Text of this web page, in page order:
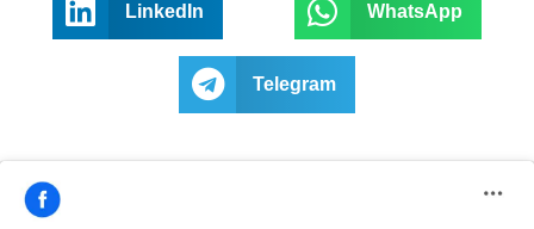
LinkedIn WhatsApp
Telegram